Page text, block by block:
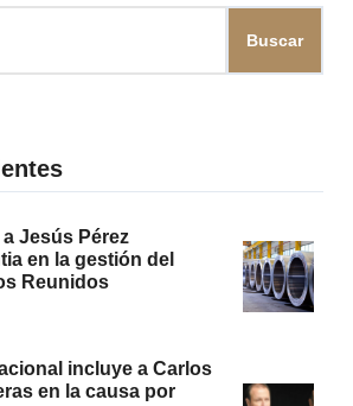
Jesús Pérez
en la gestión del
Reunidos
incluye a Carlos
en la causa por